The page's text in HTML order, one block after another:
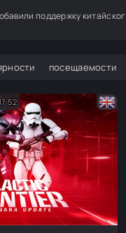
поддержку
посещаемости